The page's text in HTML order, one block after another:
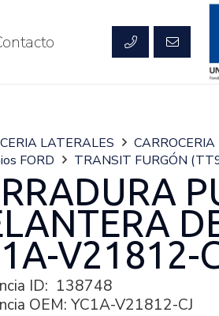
LATERALES
FORD
TRANSIT FURGÓN
V21812-
ID: 138748
OEM: YC1A-V21812-CJ